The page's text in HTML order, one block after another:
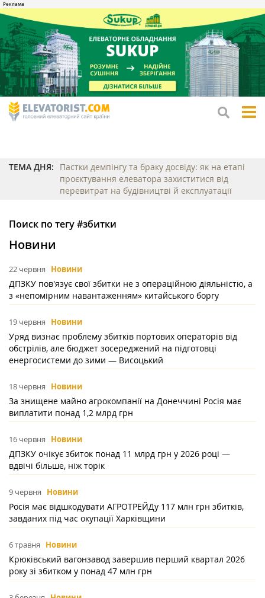
ТЕМА ДНЯ:
Пастки демпінгу та браку досвіду: як на етапі
проєктування елеватора захиститися від
перевитрат на будівництві й експлуатації
Поиск по тегу #збитки
Новини
22 червня Новини
ДПЗКУ пов'язує свої збитки не з операційною діяльністю, а
з «непомірним навантаженням» китайського боргу
19 червня Новини
Уряд визнає проблему збитків портових операторів від
обстрілів, але бюджет зосереджений на підготовці
енергосистеми до зими — Висоцький
18 червня Новини
За знищене майно агрокомпанії на Донеччині Росія має
виплатити понад 1,2 млрд грн
16 червня Новини
ДПЗКУ очікує збиток понад 11 млрд грн у 2026 році —
вдвічі більше, ніж торік
9 червня Новини
Росія має відшкодувати АГРОТРЕЙДу 117 млн грн збитків,
завданих під час окупації Харківщини
6 травня Новини
Крюківський вагонзавод завершив перший квартал 2026
року зі збитком у понад 47 млн грн